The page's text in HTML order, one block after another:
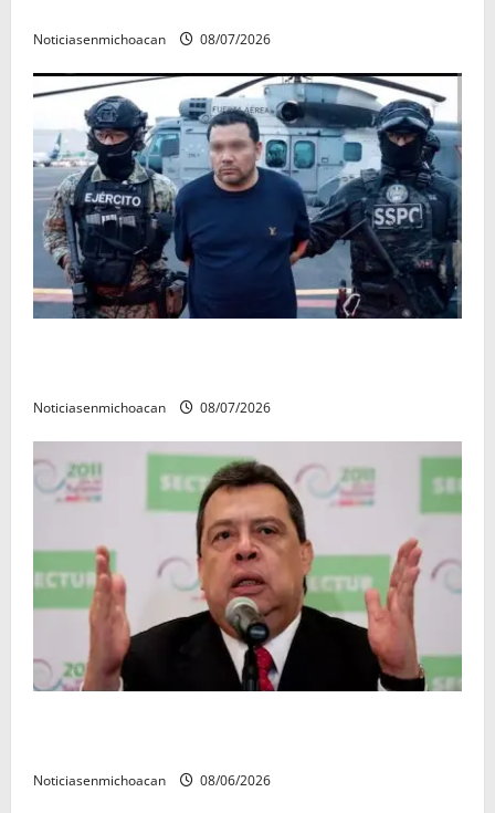
Noticiasenmichoacan 08/07/2026
Noticiasenmichoacan 08/07/2026
Noticiasenmichoacan 08/06/2026